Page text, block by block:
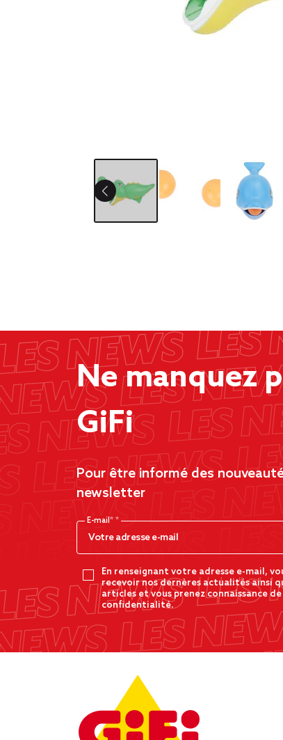
Ne manquez
GiFi
Pour être informé des
newsletter
E-mail*
En renseignant votre adresse e-mail,
recevoir nos dernères actualités ainsi
articles et vous prenez connaissance
confidentialité.